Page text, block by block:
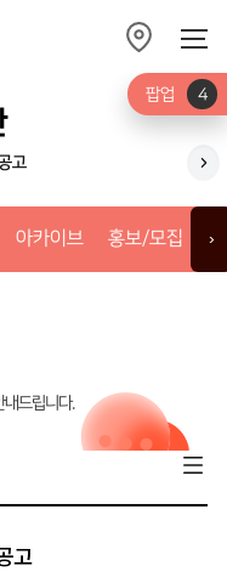
고 정
아카이브 홍보/모집 ›
드립니다.
고
팝업 4